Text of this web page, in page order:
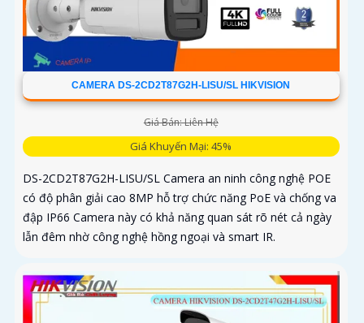
CAMERA DS-2CD2T87G2H-LISU/SL HIKVISION
Giá Bán: Liên Hệ
Giá Khuyến Mại: 45%
DS-2CD2T87G2H-LISU/SL Camera an ninh công nghệ POE
có độ phân giải cao 8MP hỗ trợ chức năng PoE và chống va
đập IP66 Camera này có khả năng quan sát rõ nét cả ngày
lẫn đêm nhờ công nghệ hồng ngoại và smart IR.